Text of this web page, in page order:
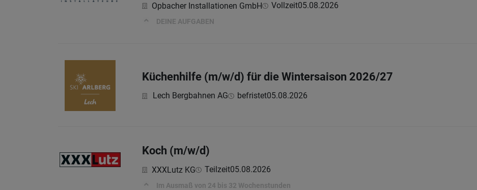
Opbacher Installationen GmbH Vollzeit05.08.2026
DEINE AUFGABEN
Küchenhilfe (m/w/d) für die Wintersaison 2026/27
Lech Bergbahnen AG befristet05.08.2026
Koch (m/w/d)
XXXLutz KG Teilzeit05.08.2026
Im Ausmaß von 24 bis 32 Wochenstunden